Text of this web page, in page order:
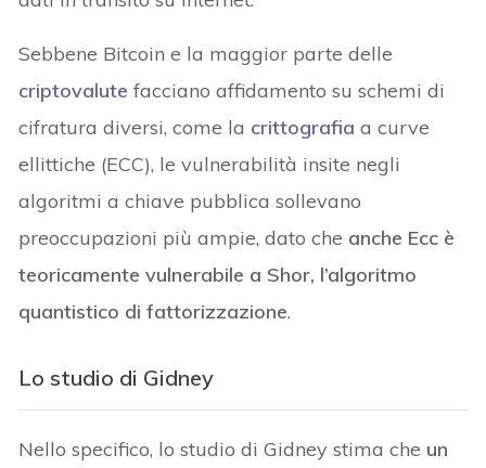
Sebbene Bitcoin e la maggior parte delle
criptovalute facciano affidamento su schemi di
cifratura diversi, come la crittografia a curve
ellittiche (ECC), le vulnerabilità insite negli
algoritmi a chiave pubblica sollevano
preoccupazioni più ampie, dato che anche Ecc è
teoricamente vulnerabile a Shor, l’algoritmo
quantistico di fattorizzazione.
Lo studio di Gidney
Nello specifico, lo studio di Gidney stima che un